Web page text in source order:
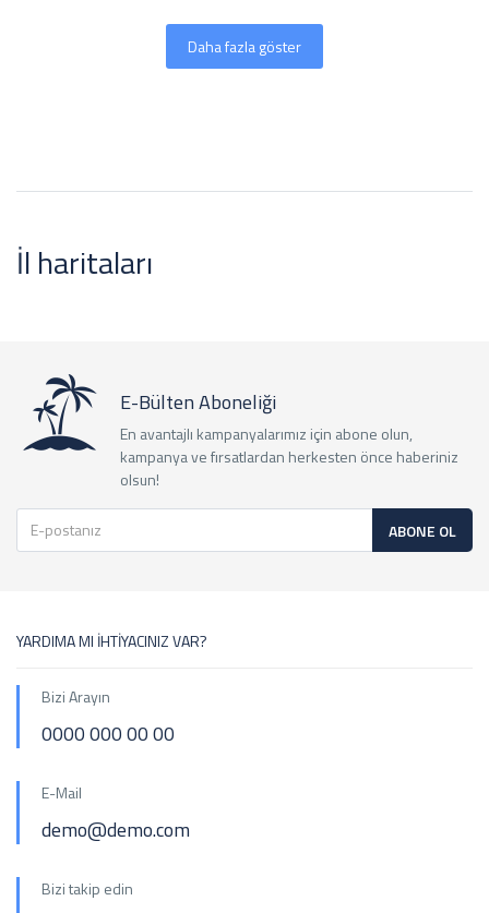
Daha fazla göster
İl haritaları
E-Bülten Aboneliği
En avantajlı kampanyalarımız için abone olun,
kampanya ve fırsatlardan herkesten önce haberiniz
olsun!
ABONE OL
YARDIMA MI İHTİYACINIZ VAR?
Bizi Arayın
0000 000 00 00
E-Mail
demo@demo.com
Bizi takip edin